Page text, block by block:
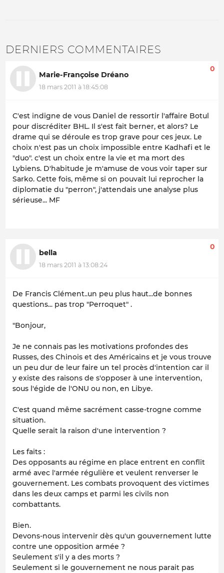
DERNIERS COMMENTAIRES
Marie-Françoise Dréano
18 mars 2011 à 18:45:08
0
C'est indigne de vous Daniel de ressortir l'affaire Botul
pour discréditer BHL. Il s'est fait berner, et alors? Le
drame qui se déroule es trop grave pour ces jeux. Le
choix n'est pas un choix impossible entre Kadhafi et le
"duo". c'est un choix entre la vie et ma mort des
Lybiens. D'habitude je m'amuse de vous voir taper sur
Sarko. Cette fois, même si on pouvait lui reprocher la
diplomatie du "perron", j'attendais une analyse plus
sérieuse... MF
bella
18 mars 2011 à 13:08:24
0
De Francis Clément..un peu plus haut...de bonnes
questions... pas trop "Perroquet" .
"Bonjour,
Je ne connais pas les motivations profondes des
Russes, des Chinois et des Américains et je vous trouve
un peu dur de leur faire un tel procès d'intention car il
y existe des raisons de s'opposer à une intervention,
sous l'égide de l'ONU ou non, en Libye.
C'est quand même sacrément casse-trogne comme
situation.
Quelle serait la raison d'une intervention ?
Les faits :
Des opposants au régime en place entrent en conflit
armé avec l'armée régulière et veulent renverser le
gouvernement. Les combats provoquent des victimes
dans les deux camps et parmi les civils non
combattants.
Bien.
Devons-nous intervenir dès qu'un gouvernement lutte
contre une opposition armée ?
Seulement s'il y a des morts ?
Seulement si le gouvernement ne nous parait pas